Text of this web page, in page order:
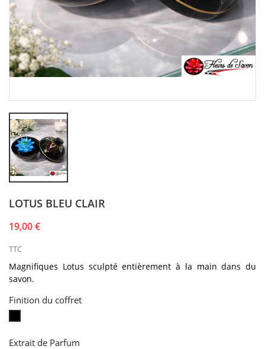
LOTUS BLEU CLAIR
19,00 €
TTC
Magnifiques Lotus sculptéentièrement à la main dans du
savon.
Finition du coffret
Extrait de Parfum